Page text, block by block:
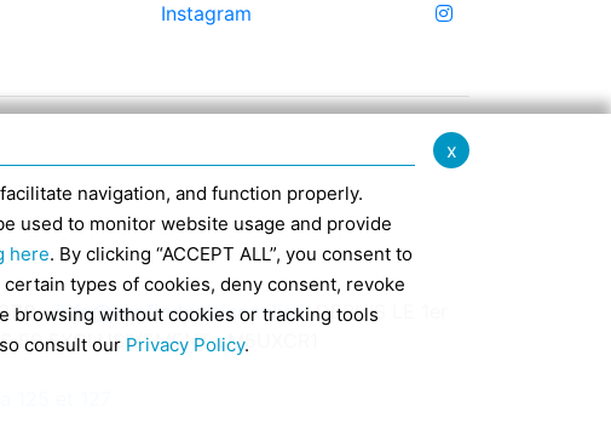
Instagram
-info@confindustriaemilia.it DEPUIS LE 1er
EXCLUSIVEMENT : M5UXCR1
et 127
x
navigation, and function properly.
used to monitor website usage and provide
here. By clicking “ACCEPT ALL”, you consent to
certain types of cookies, deny consent, revoke
browsing without cookies or tracking tools
consult our Privacy Policy.